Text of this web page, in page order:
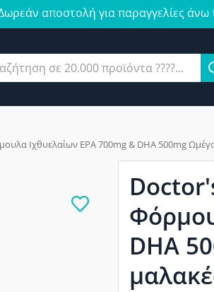
αποστολή για παραγγελίες άνω
Ιχθυελαίων EPA 700mg & DHA 500mg
DHA